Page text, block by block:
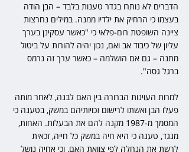
הדברים לא נותרו בגדר טענות בלבד – הבן הודה
בעצמו כי הרחיק את ילדיו ממנה. במילים נחרצות
ציינה השופטת רום-פלאי כי "כאשר עסקינן בערך
עליון של כיבוד אב ואם, נכון יהיה להורות על ביטול
מתנה – גם אם הושלמה – כאשר ערך זה נרמס
ברגל גסה".
למרות העוינות הברורה בין האם לבנה, לאחר מותה
פעלו הבן ואשתו לרישום זכויותיהם במשק, בטענה כי
המסמך מ-1987 מקנה להם את הבעלות. האחות,
מנגד, טענה כי היא חיה במשק כל חייה, זכאית
לרשת את הנחלה לפי צוואת האם, וכי אחיה נושל